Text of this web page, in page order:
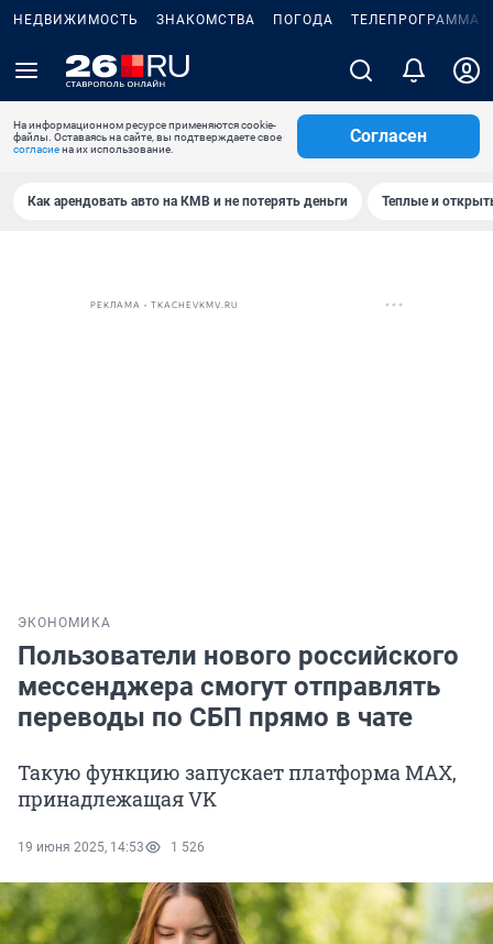
НЕДВИЖИМОСТЬ ЗНАКОМСТВА ПОГОДА ТЕЛЕПРОГРАММА
На информационном ресурсе применяются cookie-
файлы. Оставаясь на сайте, вы подтверждаете свое
согласиена их использование.
Согласен
Как арендовать авто на КМВ и не потерять деньги Теплые и
РЕКЛАМА • TKACHEVKMV.RU
ЭКОНОМИКА
Пользователи нового российского
мессенджера смогут отправлять
переводы по СБП прямо в чате
Такую функцию запускает платформа MAX,
принадлежащая VK
19 июня 2025, 14:53 1 526